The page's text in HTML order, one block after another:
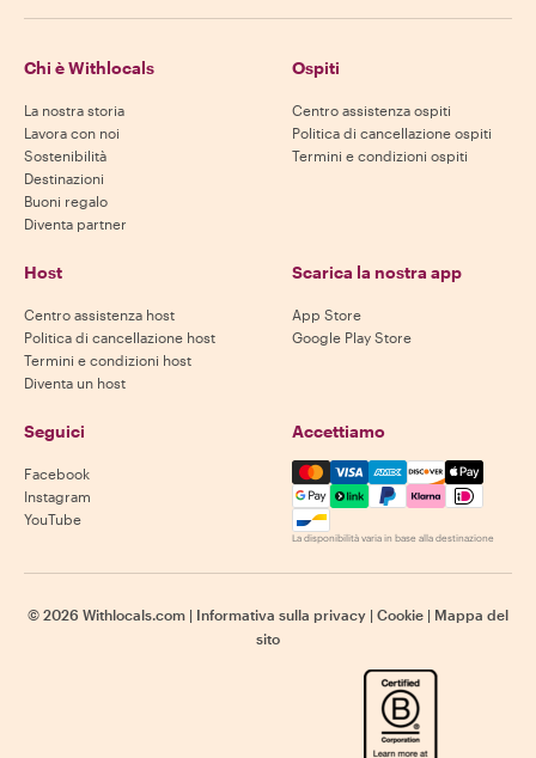
Chi è Withlocals
La nostra storia
Lavora con noi
Sostenibilità
Destinazioni
Buoni regalo
Diventa partner
Ospiti
Centro assistenza ospiti
Politica di cancellazione ospiti
Termini e condizioni ospiti
Host
Centro assistenza host
Politica di cancellazione host
Termini e condizioni host
Diventa un host
Scarica la nostra app
App Store
Google Play Store
Seguici
Facebook
Instagram
YouTube
Accettiamo
Mastercard, Visa, Amex,
La disponibilità varia in base alla destinazione
© 2026 Withlocals.com | Informativa sulla privacy | Cookie | Mappa del
sito